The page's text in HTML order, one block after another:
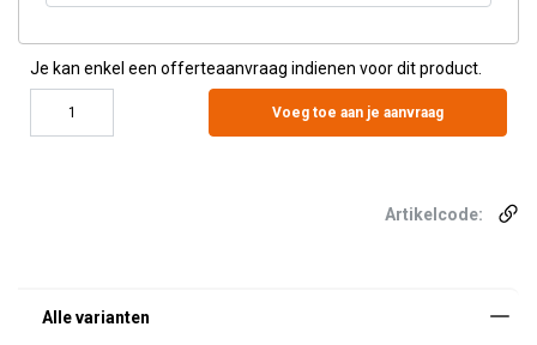
Je kan enkel een offerteaanvraag indienen voor dit product.
Voeg toe aan je aanvraag
Artikelcode: